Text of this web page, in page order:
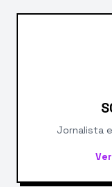
Jornalista